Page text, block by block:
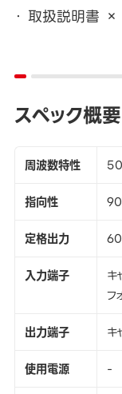
取扱説明書 ×
スペック概要
周波数特性
指向性
定格出力
入力端子
キ
フ
出力端子
キ
使用電源
-